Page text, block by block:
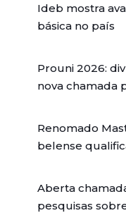
Ideb mostra
básica no país
Prouni 2026:
nova chamada
Renomado
belense
Aberta
pesquisas